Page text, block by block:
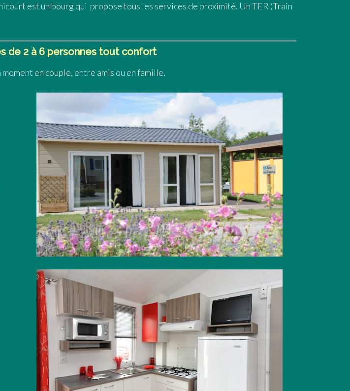
est un bourg qui propose tous les services de proximité. Un TER (Train
de 2 à 6 personnes tout confort
en couple, entre amis ou en famille.